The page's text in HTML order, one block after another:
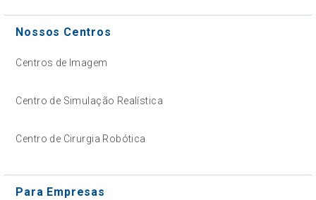
Nossos Centros
Centros de Imagem
Centro de Simulação Realística
Centro de Cirurgia Robótica
Para Empresas